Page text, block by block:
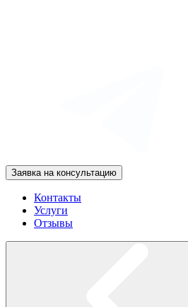
Заявка на консультацию
Контакты
Услуги
Отзывы